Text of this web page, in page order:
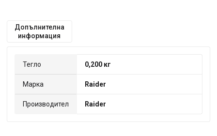
Допълнителна
информация
Тегло 0,200 кг
Марка Raider
Производител Raider